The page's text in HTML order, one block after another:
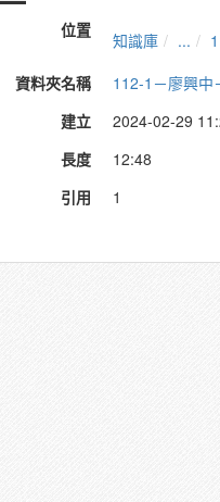
位置 知識庫 ...
資料夾名稱
112-1－廖興中
建立
2024-02-29
長度
12:48
引用
1